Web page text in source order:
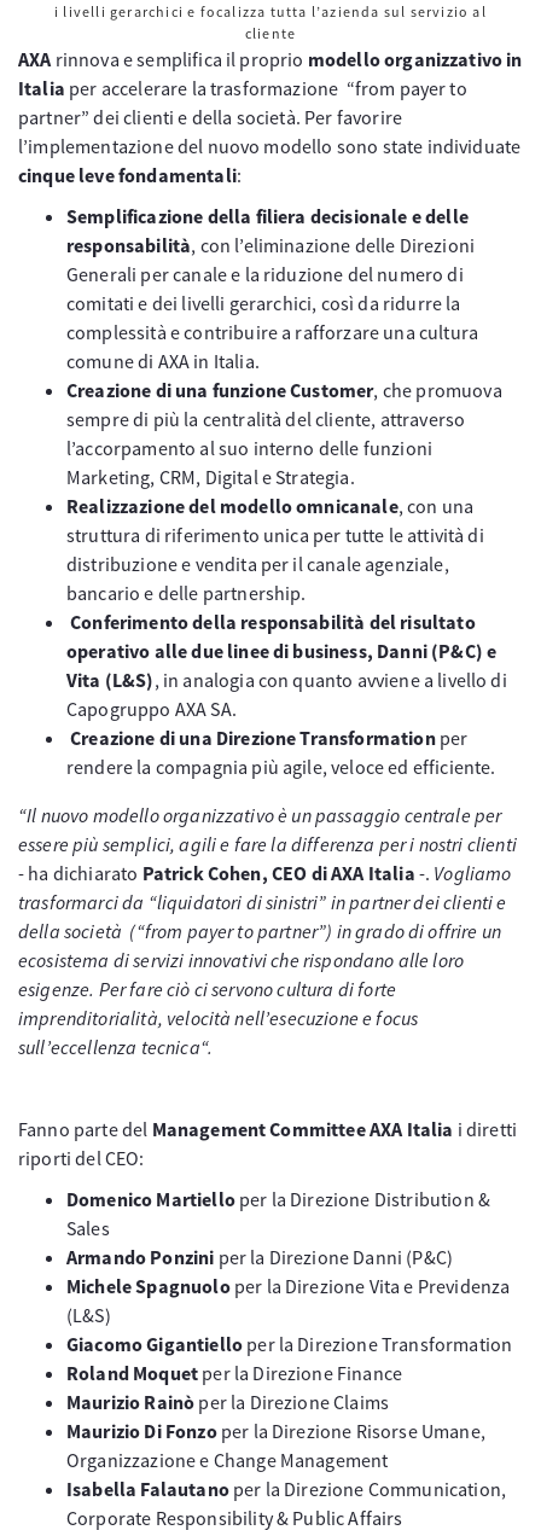
i livelli gerarchici e focalizza tutta l’azienda sul servizio al
cliente
AXA rinnova e semplifica il proprio modello organizzativo in
Italia per accelerare la trasformazione “from payer to
partner” dei clienti e della società. Per favorire
l’implementazione del nuovo modello sono state individuate
cinque leve fondamentali:
Semplificazione della filiera decisionale e delle
responsabilità, con l’eliminazione delle Direzioni
Generali per canale e la riduzione del numero di
comitati e dei livelli gerarchici, così da ridurre la
complessità e contribuire a rafforzare una cultura
comune di AXA in Italia.
Creazione di una funzione Customer, che promuova
sempre di più la centralità del cliente, attraverso
l’accorpamento al suo interno delle funzioni
Marketing, CRM, Digital e Strategia.
Realizzazione del modello omnicanale, con una
struttura di riferimento unica per tutte le attività di
distribuzione e vendita per il canale agenziale,
bancario e delle partnership.
Conferimento della responsabilità del risultato
operativo alle due linee di business, Danni (P&C) e
Vita (L&S), in analogia con quanto avviene a livello di
Capogruppo AXA SA.
Creazione di una Direzione Transformationper
rendere la compagnia più agile, veloce ed efficiente.
“Il nuovo modello organizzativo è un passaggio centrale per
essere più semplici, agili e fare la differenza per i nostri clienti
- ha dichiarato Patrick Cohen, CEO di AXA Italia -. Vogliamo
trasformarci da “liquidatori di sinistri” in partner dei clienti e
della società (“from payer to partner”) in grado di offrire un
ecosistema di servizi innovativi che rispondano alle loro
esigenze. Per fare ciò ci servono cultura di forte
imprenditorialità, velocità nell’esecuzione e focus
sull’eccellenza tecnica“.
Fanno parte del Management Committee AXA Italia i diretti
riporti del CEO:
Domenico Martielloper la Direzione Distribution &
Sales
Armando Ponzini per la Direzione Danni (P&C)
Michele Spagnuoloper la Direzione Vita e Previdenza
(L&S)
Giacomo Gigantiello per la Direzione Transformation
Roland Moquet per la Direzione Finance
Maurizio Rainò per la Direzione Claims
Maurizio Di Fonzoper la Direzione Risorse Umane,
Organizzazione e Change Management
Isabella Falautanoper la Direzione Communication,
Corporate Responsibility & Public Affairs